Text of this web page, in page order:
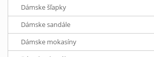
Dámske šľapky
Dámske sandále
Dámske mokasíny